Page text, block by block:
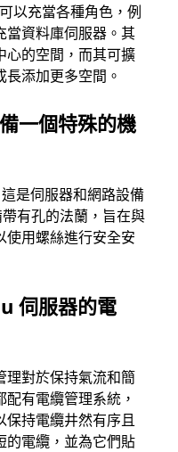
以充當各種角色，例
當資料庫伺服器。其
心的空間，而其可擴
添加更多空間。
一個特殊的機
是伺服器和網路設備
有孔的法蘭，旨在與
使用螺絲進行安全安
伺服器的電
理對於保持氣流和簡
有電纜管理系統，
保持電纜井然有序且
的電纜，並為它們貼